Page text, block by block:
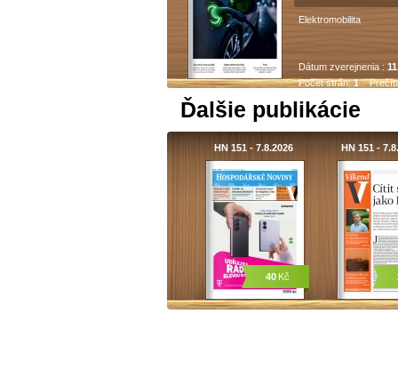
Elektromobilita
Dátum zverejnenia :
Počet strán:1
Ďalšie publikácie
HN 151 - 7.8.2026
40 Kč
HN 151 -